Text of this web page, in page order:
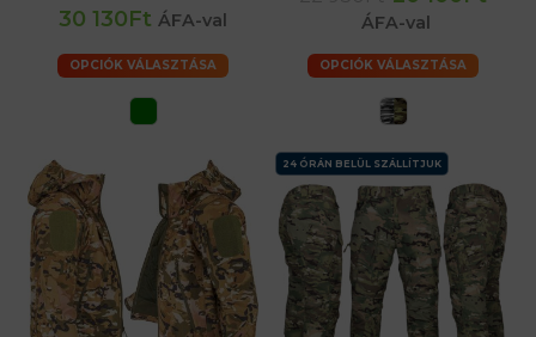
30 130Ft ÁFA-val
OPCIÓK VÁLASZTÁSA
ÁFA-val
OPCIÓK VÁLASZTÁSA
24 ÓRÁN BELÜL SZÁLLÍTJUK